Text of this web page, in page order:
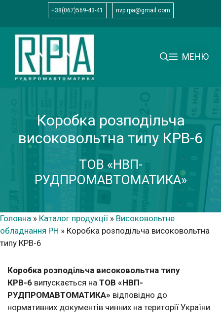
вмісту
+38(067)569-43-41 nvp.rpa@gmail.com
МЕНЮ
Коробка розподільча
високовольтна типу КРВ-6
ТОВ «НВП-
РУДПРОМАВТОМАТИКА»
Головна » Каталог продукції » Високовольтне
обладнання РН » Коробка розподільча високовольтна
типу КРВ-6
Коробка розподільча високовольтна типу
КРВ-6 випускається на ТОВ «НВП-
РУДПРОМАВТОМАТИКА» відповідно до
нормативних документів чинних на території України.